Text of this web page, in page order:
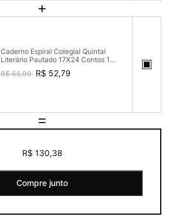
+
Caderno Espiral Colegial Quintal
Literário Pautado 17X24 Contos 1
Matéria 80 Fls
R$ 65,99 R$ 52,79
=
R$ 130,38
Compre junto